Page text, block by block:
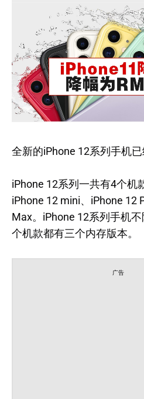
全新的iPhone 12系列手机已
iPhone 12系列一共有4个机
iPhone 12 mini、iPhone 12
Max。iPhone 12系列手机
个机款都有三个内存版本。
广告